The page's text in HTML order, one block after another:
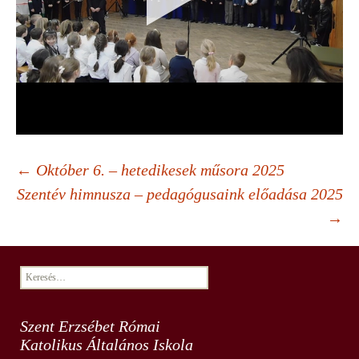
Bejegyzés
← Október 6. – hetedikesek műsora 2025
Szentév himnusza – pedagógusaink előadása 2025
→
Keresés:
Szent Erzsébet Római
Katolikus Általános Iskola